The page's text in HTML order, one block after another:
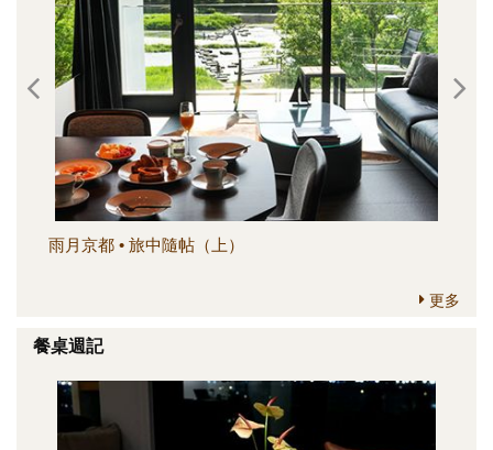
媒體報導一覽
合作與代言
訂閱電子報
雨月京都 • 旅中隨帖（上）
更多
餐桌週記